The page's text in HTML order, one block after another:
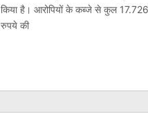
किया है। आरोपियों के कब्जे से कुल
रुपये की